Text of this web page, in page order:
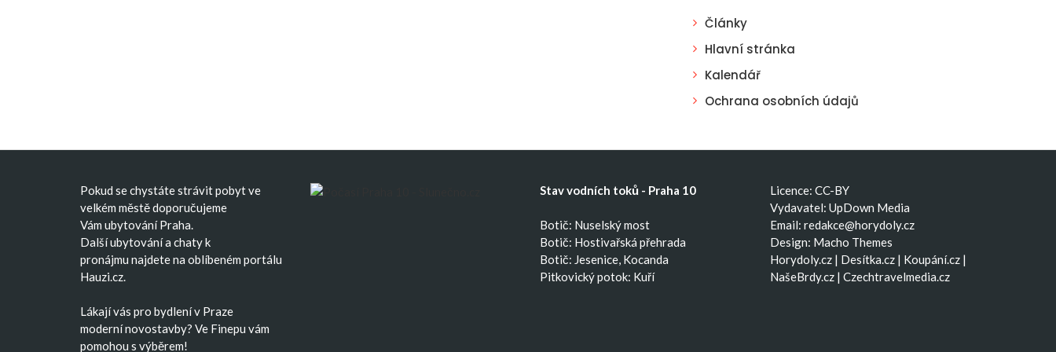
Články
Hlavní stránka
Kalendář
Ochrana osobních údajů
Pokud se chystáte strávit pobyt ve
velkém městě doporučujeme
Vám ubytování Praha.
Dalšíubytovánía chaty k
pronájmu najdete na oblíbeném portálu
Hauzi.cz.
Lákají vás pro bydlení v Praze
modernínovostavby? Ve Finepu vám
pomohou s výběrem!
Stav vodních toků - Praha 10
Botič: Nuselský most
Botič: Hostivařská přehrada
Botič: Jesenice, Kocanda
Pitkovický potok: Kuří
Licence: CC-BY
Vydavatel: UpDown Media
Email: redakce@horydoly.cz
Design: Macho Themes
Horydoly.cz| Desítka.cz| Koupání.cz|
NašeBrdy.cz| Czechtravelmedia.cz